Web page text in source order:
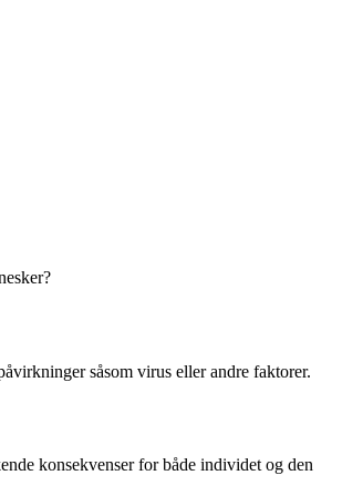
såsom virus eller andre faktorer.
konsekvenser for både individet og den